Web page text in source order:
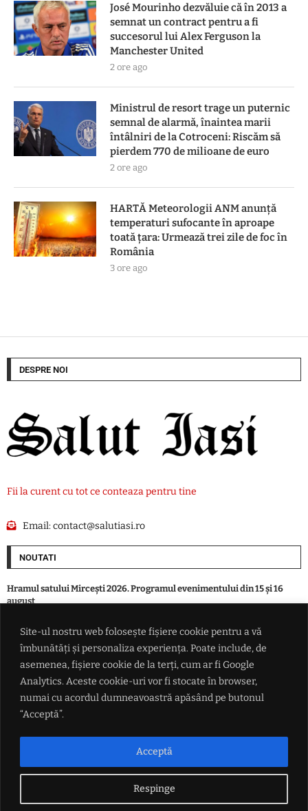
Site-ul nostru web folosește fișiere cookie pentru a vă
îmbunătăți și personaliza experiența. Poate include, de
asemenea, fișiere cookie de la terți, cum ar fi Google
Analytics. Aceste cookie-uri vor fi stocate în browser,
numai cu acordul dumneavoastră apăsând pe butonul
“Acceptă”.
Respinge
Acceptă
José Mourinho dezvăluie că în 2013 a
semnat un contract pentru a fi
succesorul lui Alex Ferguson la
Manchester United
2 ore ago
Ministrul de resort trage un puternic
semnal de alarmă, înaintea marii
întâlniri de la Cotroceni: Riscăm să
pierdem 770 de milioane de euro
2 ore ago
HARTĂ Meteorologii ANM anunță
temperaturi sufocante în aproape
toată țara: Urmează trei zile de foc în
România
3 ore ago
DESPRE NOI
Fii la curent cu tot ce conteaza pentru tine
Email:contact@salutiasi.ro
NOUTATI
Hramul satului Mircești 2026. Programul evenimentului din 15 și 16
august
Avertisment: Căldura extremă ar putea șterge aproape toată creșterea
economică a Europei în 2026. Pierderi de până la 180 de miliarde de
euro
José Mourinho dezvăluie că în 2013 a semnat un contract pentru a fi
succesorul lui Alex Ferguson la Manchester United
Ministrul de resort trage un puternic semnal de alarmă, înaintea marii